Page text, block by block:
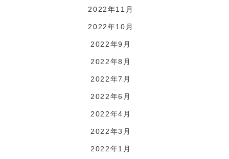
2022年11月
2022年10月
2022年9月
2022年8月
2022年7月
2022年6月
2022年4月
2022年3月
2022年1月